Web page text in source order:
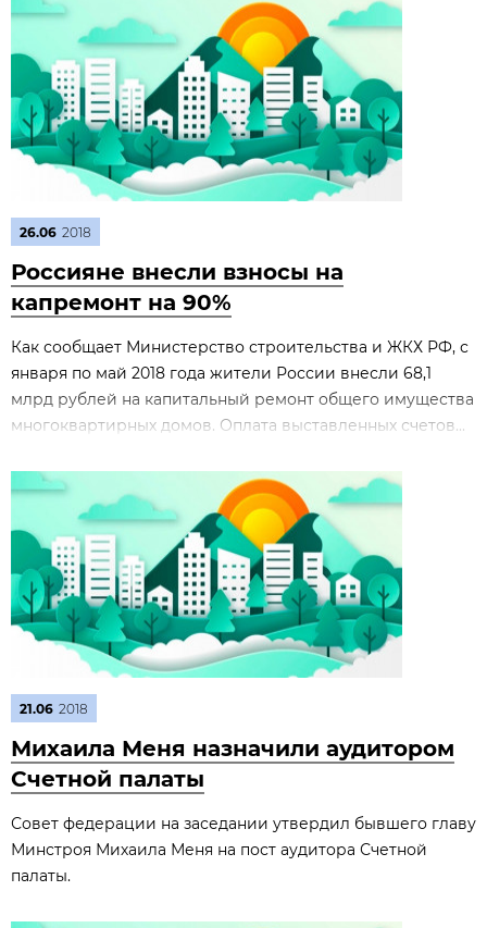
26.06 2018
Россияне внесли взносы на
капремонт на 90%
Как сообщает Министерство строительства и ЖКХ РФ, с
января по май 2018 года жители России внесли 68,1
млрд рублей на капитальный ремонт общего имущества
многоквартирных домов. Оплата выставленных счетов...
21.06 2018
Михаила Меня назначили аудитором
Счетной палаты
Совет федерации на заседании утвердил бывшего главу
Минстроя Михаила Меня на пост аудитора Счетной
палаты.